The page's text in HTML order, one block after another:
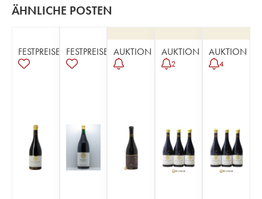
ÄHNLICHE POSTEN
FESTPREISE FESTPREISE AUKTION AUKTION
2
AUKTION
4